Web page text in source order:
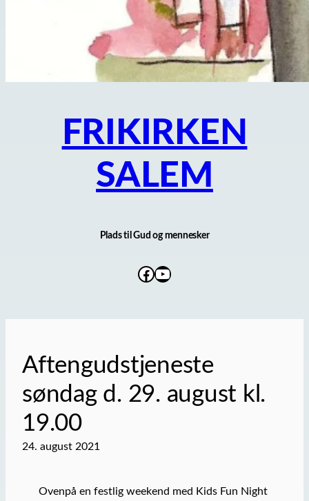
FRIKIRKEN
SALEM
Plads til Gud og mennesker
Facebook
YouTube
Aftengudstjeneste
søndag d. 29. august kl.
19.00
24. august 2021
Ovenpå en festlig weekend med Kids Fun Night